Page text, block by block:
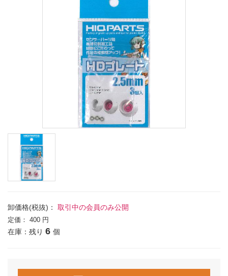
卸価格(税抜)： 取引中の会員のみ公開
定価： 400 円
在庫：残り 6 個